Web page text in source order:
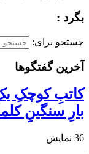
بگرد :
جستجو برای:
آخرین گفتگوها
کاتبِ کوچکِ
بارِ سنگینِ
36 نمایش